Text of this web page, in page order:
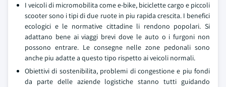
I veicoli di micromobilita come e-bike, biciclette cargo e piccoli
scooter sono i tipi di due ruote in piu rapida crescita. I benefici
ecologici e le normative cittadine li rendono popolari. Si
adattano bene ai viaggi brevi dove le auto o i furgoni non
possono entrare. Le consegne nelle zone pedonali sono
anche piu adatte a questo tipo rispetto ai veicoli normali.
Obiettivi di sostenibilita, problemi di congestione e piu fondi
da parte delle aziende logistiche stanno tutti guidando